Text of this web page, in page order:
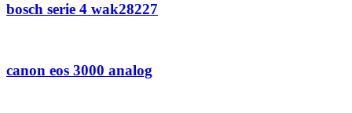
bosch serie 4 wak28227
canon eos 3000 analog